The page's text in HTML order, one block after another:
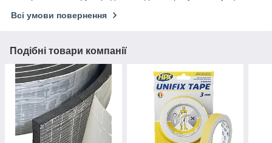
Всі умови повернення
Подібні товари компанії